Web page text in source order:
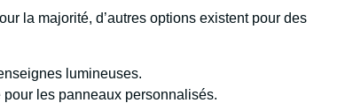
la majorité, d’autres options existent pour des
lumineuses.
les panneaux personnalisés.